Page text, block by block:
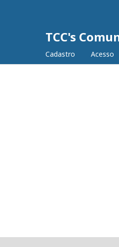
TCC's
Cadastro Acesso